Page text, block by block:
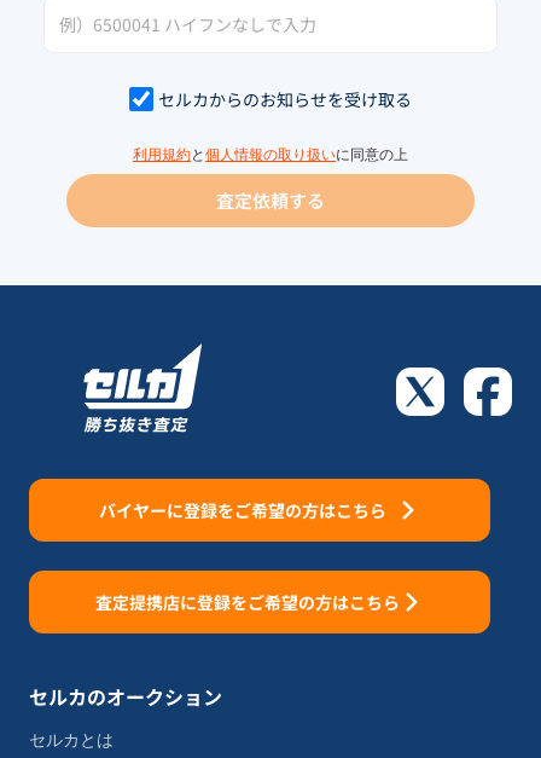
セルカからのお知らせを受け取る
利用規約と 個人情報の取り扱いに同意の上
査定依頼する
バイヤーに登録をご希望の方はこちら
査定提携店に登録をご希望の方はこちら
セルカのオークション
セルカとは